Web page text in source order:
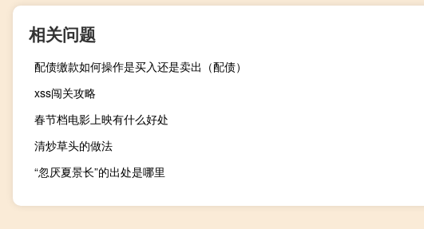
相关问题
配债缴款如何操作是买入还是卖出（配债）
xss闯关攻略
春节档电影上映有什么好处
清炒草头的做法
“忽厌夏景长”的出处是哪里